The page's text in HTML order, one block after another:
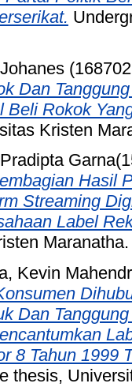
Dan
Beli Rokok
Kristen
Hasil
Streaming
Label
Maranatha.
Kevin
Dan
8 Tahun 1999
thesis,